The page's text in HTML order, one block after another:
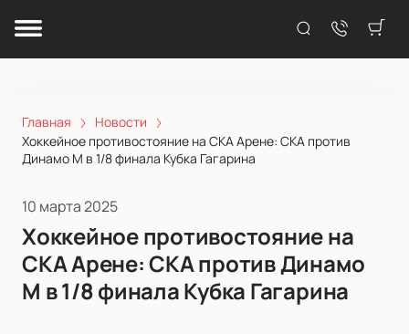
Главная
Новости
Хоккейное противостояние на СКА Арене: СКА против
Динамо М в 1/8 финала Кубка Гагарина
10 марта 2025
Хоккейное противостояние на
СКА Арене: СКА против Динамо
М в 1/8 финала Кубка Гагарина